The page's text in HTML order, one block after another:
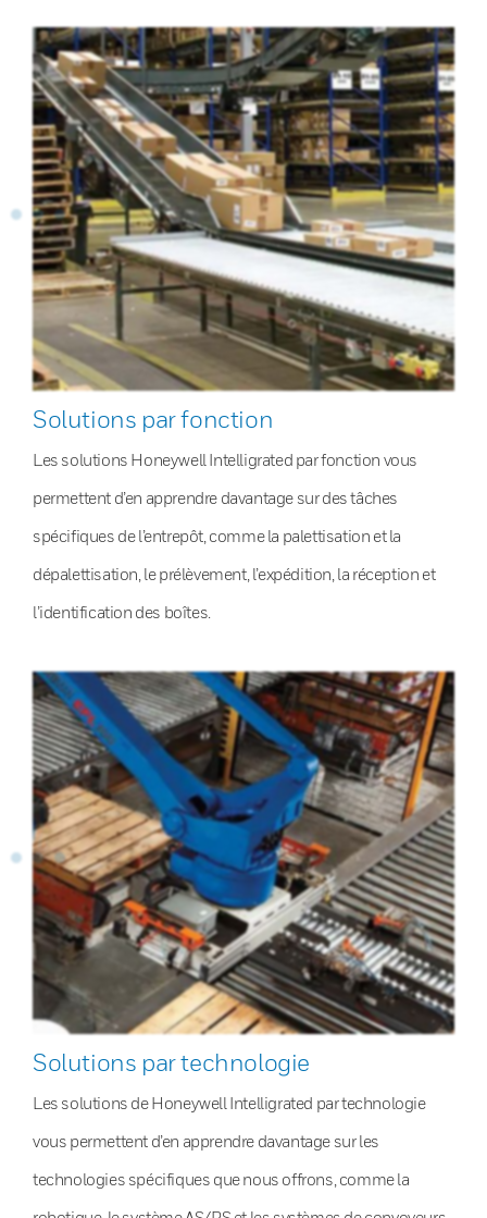
Solutions par fonction
Les solutions Honeywell Intelligrated par fonction vous
permettent d’en apprendre davantage sur des tâches
spécifiques de l’entrepôt, comme la palettisation et la
dépalettisation, le prélèvement, l’expédition, la réception et
l’identification des boîtes.
Solutions par technologie
Les solutions de Honeywell Intelligrated par technologie
vous permettent d’en apprendre davantage sur les
technologies spécifiques que nous offrons, comme la